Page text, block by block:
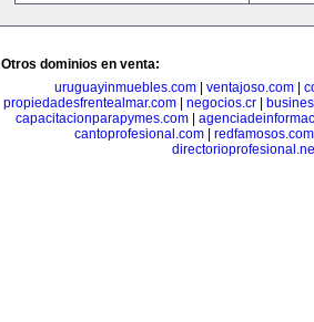
Otros dominios en venta:
uruguayinmuebles.com
ventajoso.com
propiedadesfrentealmar.com
negocios.cr
capacitacionparapymes.com|
cantoprofesional.com
redfamosos.com